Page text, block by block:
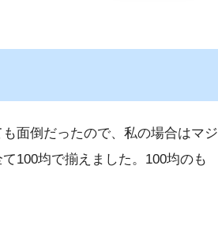
面倒だったので、私の場合はマジ
100均で揃えました。100均のも